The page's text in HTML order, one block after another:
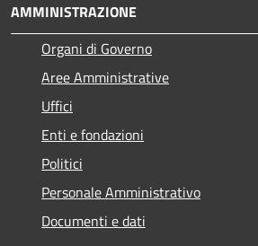
AMMINISTRAZIONE
Organi di Governo
Aree Amministrative
Uffici
Enti e fondazioni
Politici
Personale Amministrativo
Documenti e dati